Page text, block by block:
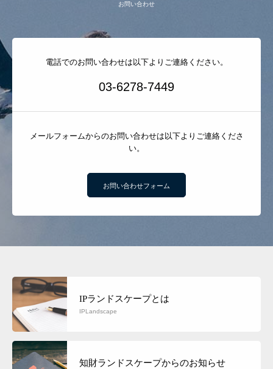
お問い合わせ
電話でのお問い合わせは以下よりご連絡ください。
03-6278-7449
メールフォームからのお問い合わせは以下よりご連絡くださ
い。
お問い合わせフォーム
IPランドスケープとは
IPLandscape
知財ランドスケープからのお知らせ